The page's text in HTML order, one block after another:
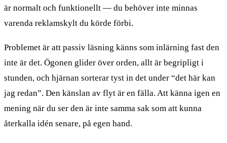
är normalt och funktionellt — du behöver inte minnas
varenda reklamskylt du körde förbi.
Problemet är att passiv läsning känns som inlärning fast den
inte är det. Ögonen glider över orden, allt är begripligt i
stunden, och hjärnan sorterar tyst in det under “det här kan
jag redan”. Den känslan av flyt är en fälla. Att känna igen en
mening när du ser den är inte samma sak som att kunna
återkalla idén senare, på egen hand.